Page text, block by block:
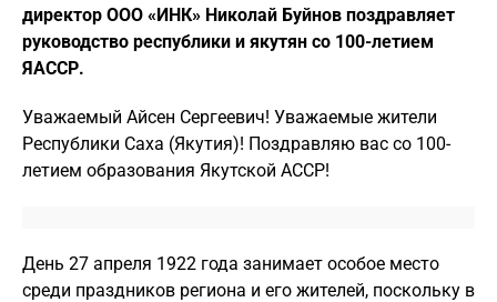
директор ООО «ИНК» Николай Буйнов поздравляет
руководство республики и якутян со 100-летием
ЯАССР.
Уважаемый Айсен Сергеевич! Уважаемые жители
Республики Саха (Якутия)! Поздравляю вас со 100-
летием образования Якутской АССР!
День 27 апреля 1922 года занимает особое место
среди праздников региона и его жителей, поскольку в